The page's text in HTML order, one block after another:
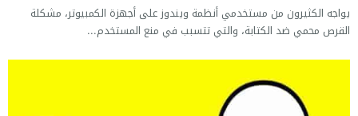
يواجه الكثيرون من مستخدمي أنظمة ويندوز على أجهزة الكمبيوتر، مشكلة
القرص محمي ضد الكتابة، والتي تتسبب في منع المستخدم...